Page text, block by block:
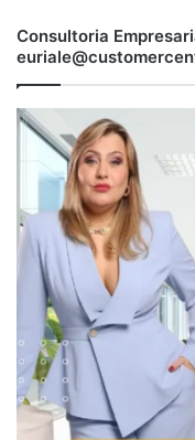
Consultoria